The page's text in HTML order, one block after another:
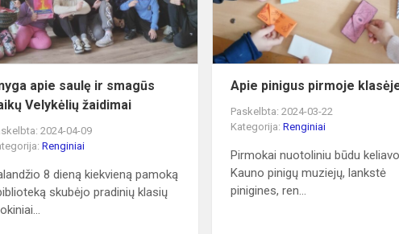
vaikų
Velykėlių
žaidimai
apie saulę ir smagūs
Velykėlių žaidimai
2024-04-09
Renginiai
8 dieną kiekvieną pamoką
skubėjo pradinių klasių
Apie pinigus pirmoje
Paskelbta: 2024-03-22
Kategorija:Renginiai
Pirmokai nuotoliniu būdu
Kauno pinigų muziejų, lankstė
pinigines, ren...